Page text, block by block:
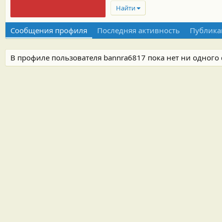
Найти
Сообщения профиля Последняя активность
В профиле пользователя bannra6817 пока нет ни